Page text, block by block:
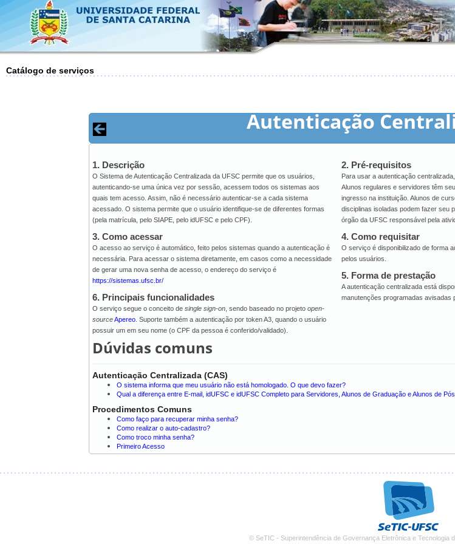
Catálogo de serviços
Autenticação
1. Descrição
O Sistema de Autenticação Centralizada da UFSC permite que os usuários,
autenticando-se uma única vez por sessão, acessem todos os sistemas aos
quais tem acesso. Assim, não é necessário autenticar-se a cada sistema
acessado. O sistema permite que o usuário identifique-se de diferentes formas
(pela matrícula, pelo SIAPE, pelo idUFSC e pelo CPF).
2. Pré-requisitos
Para usar a autenticação
Alunos regulares e servidores têm
ingresso na instituição. Alunos de
disciplinas isoladas podem fazer seu
órgão da UFSC responsável pela
3. Como acessar
O acesso ao serviço é automático, feito pelos sistemas quando a autenticação é
necessária. Para acessar o sistema diretamente, em casos como a necessidade
de gerar uma nova senha de acesso, o endereço do serviço é
https://sistemas.ufsc.br/
4. Como requisitar
O serviço é disponibilizado de forma
pelos usuários.
5. Forma de prestação
A autenticação centralizada está
manutenções programadas avisadas
6. Principais funcionalidades
O serviço segue o conceito desingle sign-on , sendo baseado no projetoopen-
sourceApereo . Suporte também a autenticação por token A3, quando o usuário
possuir um em seu nome (o CPF da pessoa é conferido/validado).
Dúvidas comuns
Autenticação Centralizada (CAS)
O sistema informa que meu usuário não está homologado. O que devo fazer?
Qual a diferença entre E-mail, idUFSC e idUFSC Completo para Servidores, Alunos de Graduação e Alunos de
Procedimentos Comuns
Como faço para recuperar minha senha?
Como realizar o auto-cadastro?
Como troco minha senha?
Primeiro Acesso
© SeTIC - Superintendência de Governança Eletrônica e Tecnologia